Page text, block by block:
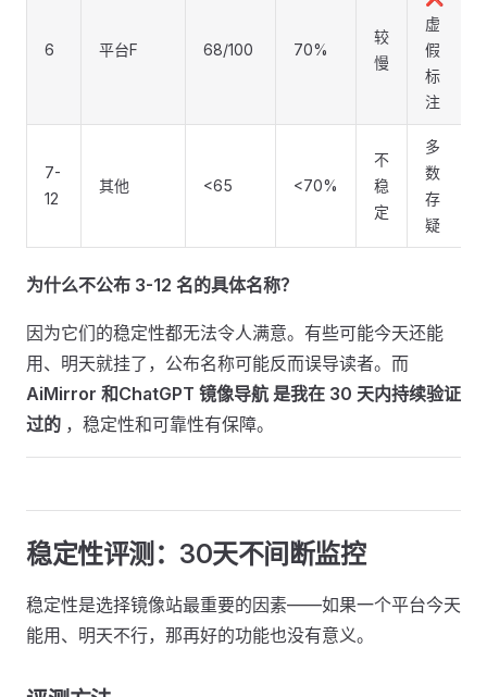
6 平台F 68/100 70%
较
慢
虚
假
标
注
7-
12
其他 <65 <70%
不
稳
定
多
数
存
疑
为什么不公布 3-12 名的具体名称？
因为它们的稳定性都无法令人满意。有些可能今天还能
用、明天就挂了，公布名称可能反而误导读者。而
AiMirror 和ChatGPT 镜像导航 是我在 30 天内持续验证
过的 ，稳定性和可靠性有保障。
稳定性评测：30天不间断监控 ​
稳定性是选择镜像站最重要的因素——如果一个平台今天
能用、明天不行，那再好的功能也没有意义。